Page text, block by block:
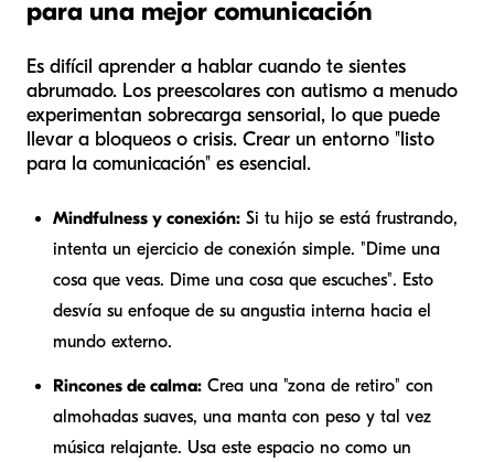
para una mejor comunicación
Es difícil aprender a hablar cuando te sientes
abrumado. Los preescolares con autismo a menudo
experimentan sobrecarga sensorial, lo que puede
llevar a bloqueos o crisis. Crear un entorno "listo
para la comunicación" es esencial.
Mindfulness y conexión: Si tu hijo se está frustrando,
intenta un ejercicio de conexión simple. "Dime una
cosa que veas. Dime una cosa que escuches". Esto
desvía su enfoque de su angustia interna hacia el
mundo externo.
Rincones de calma: Crea una "zona de retiro" con
almohadas suaves, una manta con peso y tal vez
música relajante. Usa este espacio no como un